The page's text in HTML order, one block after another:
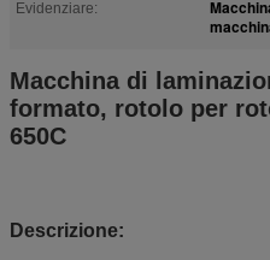
Evidenziare:
Macchina di
formato, rotolo per
650C
Descrizione: